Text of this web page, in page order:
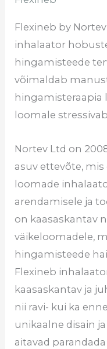
Flexineb by
inhalaator
hingamisteede
võimaldab
hingamisteraapia
loomale
Nortev Ltd on
asuv ettevõte,
loomade
arendamisele ja
on kaasaskantav
väikeloomadele,
hingamisteede
Flexineb
kaasaskantav ja
nii ravi- kui ka
unikaalne disain
aitavad